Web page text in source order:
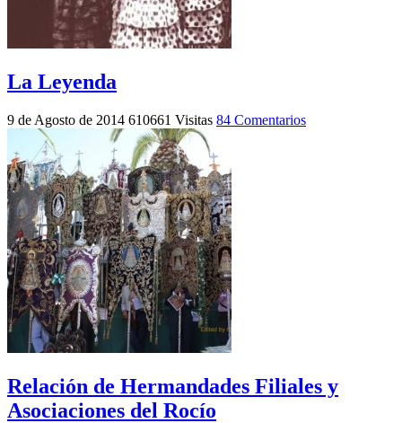
La Leyenda
9 de Agosto de 2014 610661 Visitas 84 Comentarios
Relación de Hermandades Filiales y
Asociaciones del Rocío